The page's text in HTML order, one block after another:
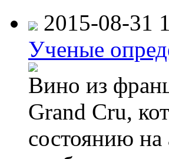
2015-08-31
Ученые
Вино из
Grand Cru,
состоянию на